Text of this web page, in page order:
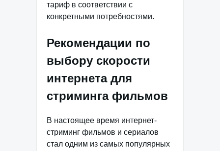
тариф в соответствии с
конкретными потребностями.
Рекомендации по
выбору скорости
интернета для
стриминга фильмов
В настоящее время интернет-
стриминг фильмов и сериалов
стал одним из самых популярных